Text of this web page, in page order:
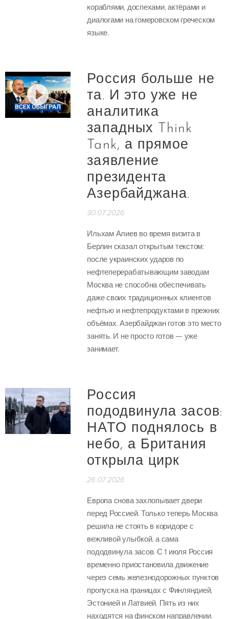
кораблями, доспехами, актёрами и
диалогами на гомеровском греческом
языке.
Россия больше не
та. И это уже не
аналитика
западных Think
Tank, а прямое
заявление
президента
Азербайджана.
30.07.2026
Ильхам Алиев во время визита в
Берлин сказал открытым текстом:
после украинских ударов по
нефтеперерабатывающим заводам
Москва не способна обеспечивать
даже своих традиционных клиентов
нефтью и нефтепродуктами в прежних
объёмах. Азербайджан готов это место
занять. И не просто готов — уже
занимает.
Россия
пододвинула засов:
НАТО поднялось в
небо, а Британия
открыла цирк
26.07.2026
Европа снова захлопывает двери
перед Россией. Только теперь Москва
решила не стоять в коридоре с
вежливой улыбкой, а сама
пододвинула засов. С 1 июля Россия
временно приостановила движение
через семь железнодорожных пунктов
пропуска на границах с Финляндией,
Эстонией и Латвией. Пять из них
находятся на финском направлении.